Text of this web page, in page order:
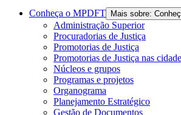
Conheça o MPDFT Mais sobre:
Administração Superior
Procuradorias de Justiça
Promotorias de Justiça
Promotorias de Justiça nas
Núcleos e grupos
Programas e projetos
Organograma
Planejamento Estratégico
Gestão de Documentos